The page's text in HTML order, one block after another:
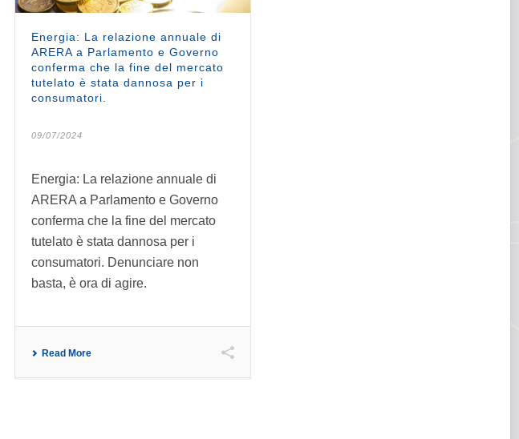
Energia: La relazione annuale di
ARERA a Parlamento e Governo
conferma che la fine del mercato
tutelato è stata dannosa per i
consumatori.
09/07/2024
Energia: La relazione annuale di
ARERA a Parlamento e Governo
conferma che la fine del mercato
tutelato è stata dannosa per i
consumatori. Denunciare non
basta, è ora di agire.
Read More